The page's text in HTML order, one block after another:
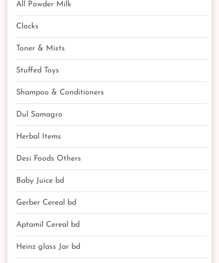
All Powder Milk
Clocks
Toner & Mists
Stuffed Toys
Shampoo & Conditioners
Dul Samagro
Herbal Items
Desi Foods Others
Baby Juice bd
Gerber Cereal bd
Aptamil Cereal bd
Heinz glass Jar bd